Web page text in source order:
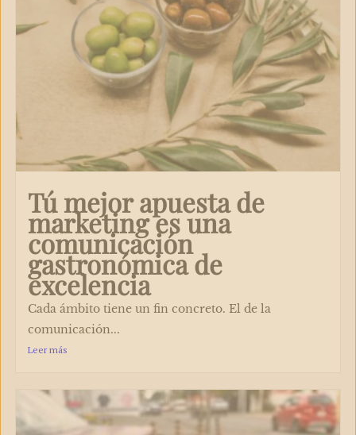
Tú mejor apuesta de
marketing es una
comunicación
gastronómica de
excelencia
Cada ámbito tiene un fin concreto. El de la
comunicación...
Leer más